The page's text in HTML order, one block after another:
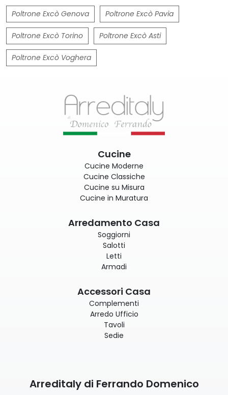
Poltrone Excò Genova Poltrone Excò Pavia
Poltrone Excò Torino Poltrone Excò Asti
Poltrone Excò Voghera
Cucine
Cucine Moderne
Cucine Classiche
Cucine su Misura
Cucine in Muratura
Arredamento Casa
Soggiorni
Salotti
Letti
Armadi
Accessori Casa
Complementi
Arredo Ufficio
Tavoli
Sedie
Arreditaly di Ferrando Domenico